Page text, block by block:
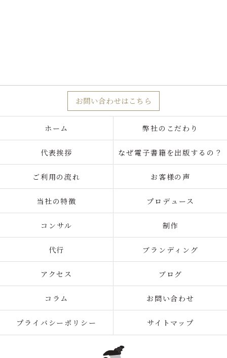
お問い合わせはこちら
ホーム 弊社のこだわり
代表挨拶 なぜ電子書籍を出版するの？
ご利用の流れ お客様の声
当社の特徴 プロデュース
コンサル 制作
代行 ブランディング
アクセス ブログ
コラム お問い合わせ
プライバシーポリシー サイトマップ